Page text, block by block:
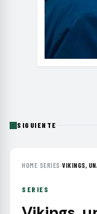
SIGUIENTE
HOME› SERIES ›VIKINGS,
SERIES